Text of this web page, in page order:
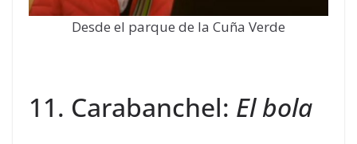
Desde el parque de la Cuña Verde
11. Carabanchel: El bola